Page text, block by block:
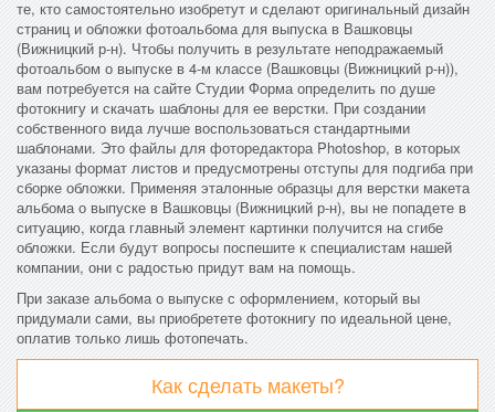
те, кто самостоятельно изобретут и сделают оригинальный дизайн
страниц и обложки фотоальбома для выпуска в Вашковцы
(Вижницкий р-н). Чтобы получить в результате неподражаемый
фотоальбом о выпуске в 4-м классе (Вашковцы (Вижницкий р-н)),
вам потребуется на сайте Студии Форма определить по душе
фотокнигу и скачать шаблоны для ее верстки. При создании
собственного вида лучше воспользоваться стандартными
шаблонами. Это файлы для фоторедактора Photoshop, в которых
указаны формат листов и предусмотрены отступы для подгиба при
сборке обложки. Применяя эталонные образцы для верстки макета
альбома о выпуске в Вашковцы (Вижницкий р-н), вы не попадете в
ситуацию, когда главный элемент картинки получится на сгибе
обложки. Если будут вопросы поспешите к специалистам нашей
компании, они с радостью придут вам на помощь.
При заказе альбома о выпуске с оформлением, который вы
придумали сами, вы приобретете фотокнигу по идеальной цене,
оплатив только лишь фотопечать.
Как сделать макеты?